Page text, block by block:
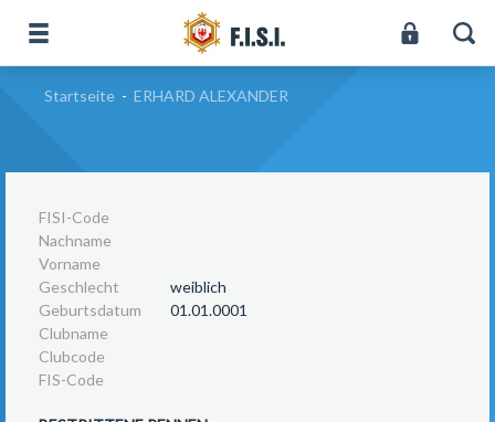
Startseite - ERHARD ALEXANDER
FISI-Code
Nachname
Vorname
Geschlecht
weiblich
Geburtsdatum
01.01.0001
Clubname
Clubcode
FIS-Code